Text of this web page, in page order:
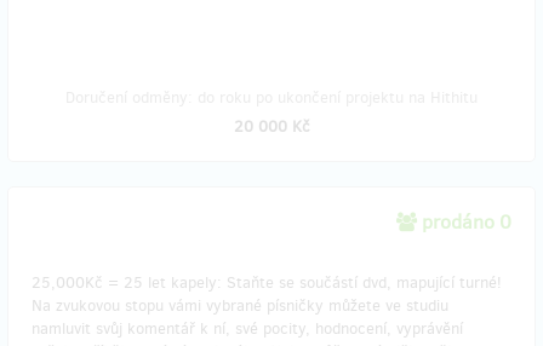
20 000 Kč
prodáno 0
25,000Kč = 25 let kapely: Staňte se součástí dvd, mapující turné!
Na zvukovou stopu vámi vybrané písničky můžete ve studiu
namluvit svůj komentář k ní, své pocity, hodnocení, vyprávění